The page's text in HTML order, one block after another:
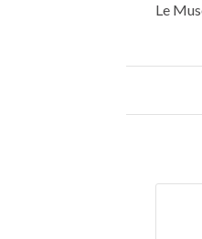
Le